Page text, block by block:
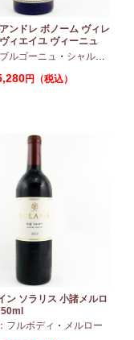
ンドレ ボノーム ヴィレ
ィエイユ ヴィーニュ
ルゴーニュ ・ シャルドネ
円（税込）
ール
ン ソラリス 小諸メルロ
フルボディ ・ メルロー